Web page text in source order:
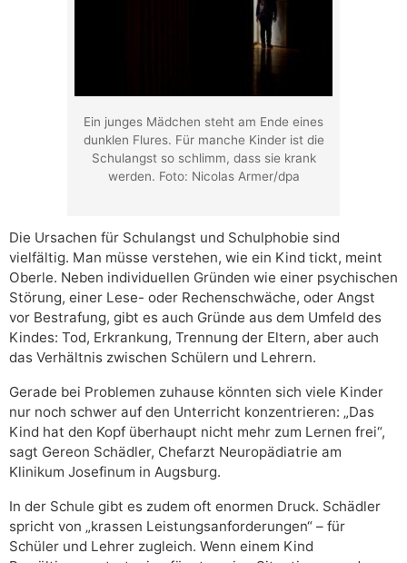
Ein junges Mädchen steht am Ende eines
dunklen Flures. Für manche Kinder ist die
Schulangst so schlimm, dass sie krank
werden. Foto: Nicolas Armer/dpa
Die Ursachen für Schulangst und Schulphobie sind
vielfältig. Man müsse verstehen, wie ein Kind tickt, meint
Oberle. Neben individuellen Gründen wie einer psychischen
Störung, einer Lese- oder Rechenschwäche, oder Angst
vor Bestrafung, gibt es auch Gründe aus dem Umfeld des
Kindes: Tod, Erkrankung, Trennung der Eltern, aber auch
das Verhältnis zwischen Schülern und Lehrern.
Gerade bei Problemen zuhause könnten sich viele Kinder
nur noch schwer auf den Unterricht konzentrieren: „Das
Kind hat den Kopf überhaupt nicht mehr zum Lernen frei“,
sagt Gereon Schädler, Chefarzt Neuropädiatrie am
Klinikum Josefinum in Augsburg.
In der Schule gibt es zudem oft enormen Druck. Schädler
spricht von „krassen Leistungsanforderungen“ – für
Schüler und Lehrer zugleich. Wenn einem Kind